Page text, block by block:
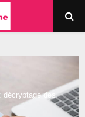
décryptage des